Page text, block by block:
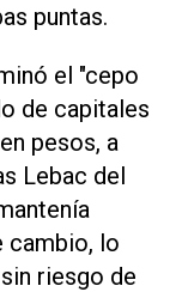
puntas.
el "cepo
de capitales
pesos, a
Lebac del
cambio, lo
riesgo de